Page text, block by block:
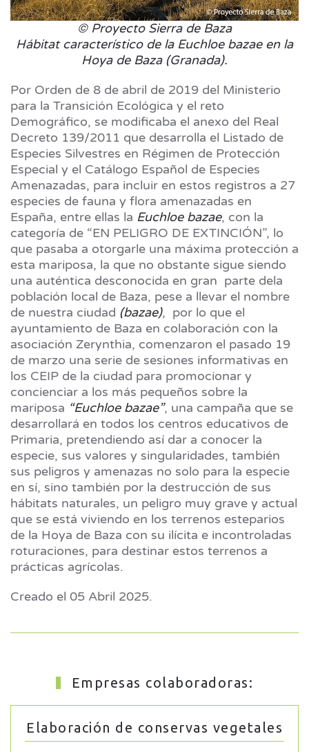
© Proyecto Sierra de Baza
Hábitat característico de la Euchloe bazae en la
Hoya de Baza (Granada).
Por Orden de 8 de abril de 2019 del Ministerio
para la Transición Ecológica y el reto
Demográfico, se modificaba el anexo del Real
Decreto 139/2011 que desarrolla el Listado de
Especies Silvestres en Régimen de Protección
Especial y el Catálogo Español de Especies
Amenazadas, para incluir en estos registros a 27
especies de fauna y flora amenazadas en
España, entre ellas la Euchloe bazae, con la
categoría de “EN PELIGRO DE EXTINCIÓN”, lo
que pasaba a otorgarle una máxima protección a
esta mariposa, la que no obstante sigue siendo
una auténtica desconocida en gran parte dela
población local de Baza, pese a llevar el nombre
de nuestra ciudad (bazae), por lo que el
ayuntamiento de Baza en colaboración con la
asociación Zerynthia, comenzaron el pasado 19
de marzo una serie de sesiones informativas en
los CEIP de la ciudad para promocionar y
concienciar a los más pequeños sobre la
mariposa “Euchloe bazae”, una campaña que se
desarrollará en todos los centros educativos de
Primaria, pretendiendo así dar a conocer la
especie, sus valores y singularidades, también
sus peligros y amenazas no solo para la especie
en sí, sino también por la destrucción de sus
hábitats naturales, un peligro muy grave y actual
que se está viviendo en los terrenos esteparios
de la Hoya de Baza con su ilícita e incontroladas
roturaciones, para destinar estos terrenos a
prácticas agrícolas.
Creado el 05 Abril 2025.
Empresas colaboradoras:
Elaboración de conservas vegetales